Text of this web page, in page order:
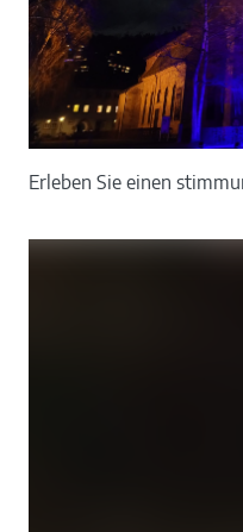
Erleben Sie einen